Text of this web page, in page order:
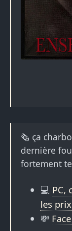
🗞️ ça
dernière
fortement
💻 PC,
les
💸